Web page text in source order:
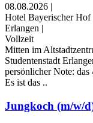
08.08.2026 |
Hotel Bayerischer Hof
Erlangen |
Vollzeit
Mitten im
Studentenstadt
persönlicher Note:
Es ist das ..
Jungkoch (m/w/